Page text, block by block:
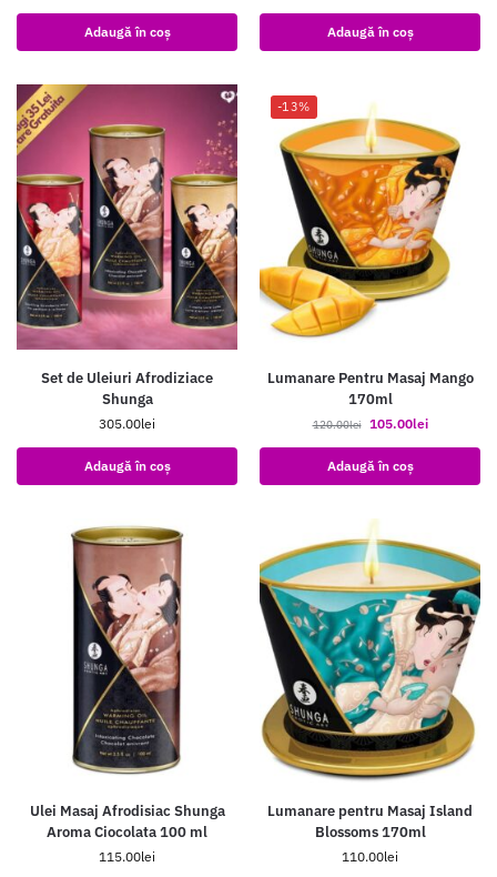
Adaugă în coș Adaugă în coș
Set de Uleiuri Afrodiziace
Shunga
305.00lei
Adaugă în coș
-13%
Lumanare Pentru Masaj Mango
170ml
120.00lei 105.00lei
Adaugă în coș
Ulei Masaj Afrodisiac Shunga
Aroma Ciocolata 100 ml
115.00lei
Lumanare pentru Masaj Island
Blossoms 170ml
110.00lei